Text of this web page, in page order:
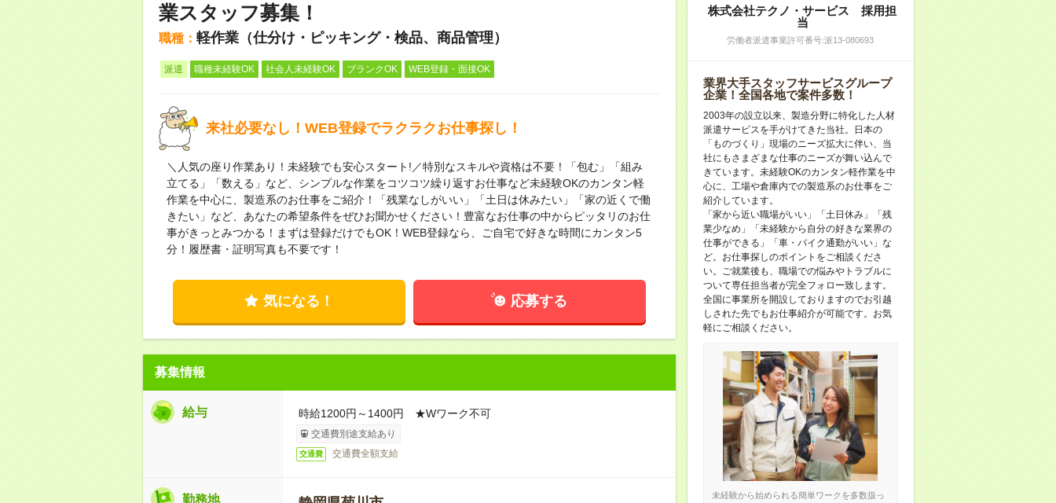
業スタッフ募集！
職種： 軽作業（仕分け・ピッキング・検品、商品管理）
派遣 職種未経験OK 社会人未経験OK ブランクOK WEB登録・面接OK
来社必要なし！WEB登録でラクラクお仕事探し！
＼人気の座り作業あり！未経験でも安心スタート!／特別なスキルや資格は不要！「包む」「組み
立てる」「数える」など、シンプルな作業をコツコツ繰り返すお仕事など未経験OKのカンタン軽
作業を中心に、製造系のお仕事をご紹介！「残業なしがいい」「土日は休みたい」「家の近くで働
きたい」など、あなたの希望条件をぜひお聞かせください！豊富なお仕事の中からピッタリのお仕
事がきっとみつかる！まずは登録だけでもOK！WEB登録なら、ご自宅で好きな時間にカンタン5
分！履歴書・証明写真も不要です！
気になる！ 応募する
募集情報
給与 時給1200円～1400円 ★Wワーク不可
交通費別途支給あり
交通費 交通費全額支給
勤務地
株式会社テクノ・サービス 採用担
当
労働者派遣事業許可番号:派13-080693
業界大手スタッフサービスグループ
企業！全国各地で案件多数！
2003年の設立以来、製造分野に特化した人材
派遣サービスを手がけてきた当社。日本の
「ものづくり」現場のニーズ拡大に伴い、当
社にもさまざまな仕事のニーズが舞い込んで
きています。未経験OKのカンタン軽作業を中
心に、工場や倉庫内での製造系のお仕事をご
紹介しています。
「家から近い職場がいい」「土日休み」「残
業少なめ」「未経験から自分の好きな業界の
仕事ができる」「車・バイク通勤がいい」な
ど。お仕事探しのポイントをご相談くださ
い。ご就業後も、職場での悩みやトラブルに
ついて専任担当者が完全フォロー致します。
全国に事業所を開設しておりますのでお引越
しされた先でもお仕事紹介が可能です。お気
軽にご相談ください。
未経験から始められる簡単ワークを多数扱っ